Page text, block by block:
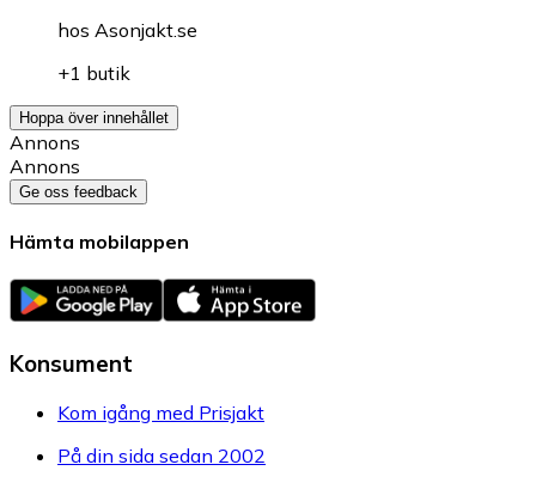
hos Asonjakt.se
+1 butik
Hoppa över innehållet
Annons
Annons
Ge oss feedback
Hämta mobilappen
Konsument
Kom igång med Prisjakt
På din sida sedan 2002